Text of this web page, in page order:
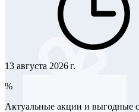
13 августа 2026 г.
%
Актуальные акции и выгодные